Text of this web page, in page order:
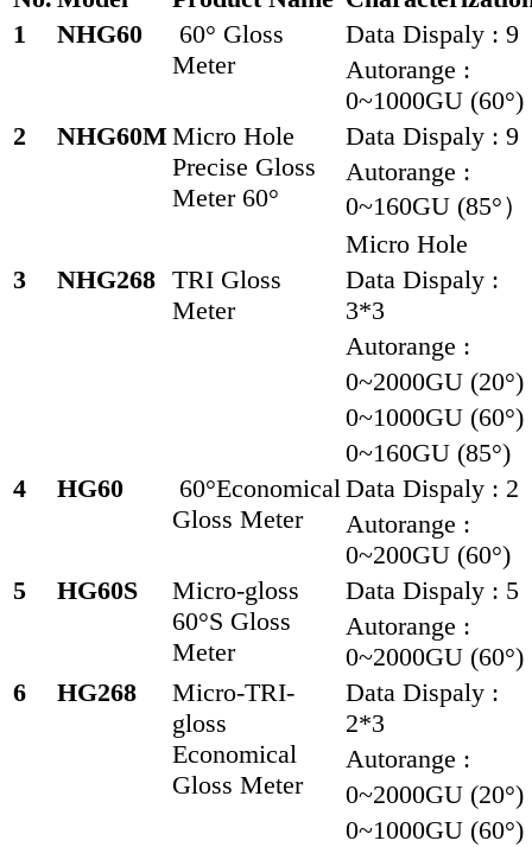
1
NHG60
60° Gloss
Meter
Data Dispaly : 9
Autorange :
0~1000GU (60°)
2
NHG60MMicro Hole
Precise Gloss
Meter 60°
Data Dispaly : 9
Autorange :
0~160GU (85°）
Micro Hole
3
NHG268 TRI Gloss
Meter
Data Dispaly :
3*3
Autorange :
0~2000GU (20°)
0~1000GU (60°)
0~160GU (85°)
4
HG60
60°Economical
Gloss Meter
Data Dispaly : 2
Autorange :
0~200GU (60°)
5
HG60S
Micro-gloss
60°S Gloss
Meter
Data Dispaly : 5
Autorange :
0~2000GU (60°)
6
HG268
Micro-TRI-
gloss
Economical
Gloss Meter
Data Dispaly :
2*3
Autorange :
0~2000GU (20°)
0~1000GU (60°)